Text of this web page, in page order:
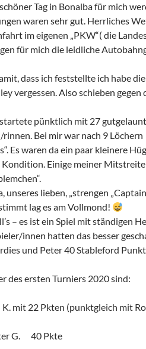
Tag in Bonalba für mich
waren sehr gut. Herrliches
im eigenen „PKW“( die
für mich die leidliche
dass ich feststellte ich habe
vergessen. Also schieben
pünktlich mit 27
Bei mir war nach 9 Löchern
Es waren da ein paar kleinere
Kondition. Einige meiner
unseres lieben, „strengen
lag es am Vollmond!
– es ist ein Spiel mit ständigen
innen hatten das besser
und Peter 40 Stableford
des ersten Turniers 2020 sind:
mit 22 Pkten (punktgleich mit
G. 40 Pkte